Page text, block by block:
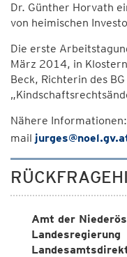
Dr. Günther Horvath
von heimischen
Die erste
März 2014, in
Beck, Richterin des
Nähere
mail
Amt der
Landesregierung